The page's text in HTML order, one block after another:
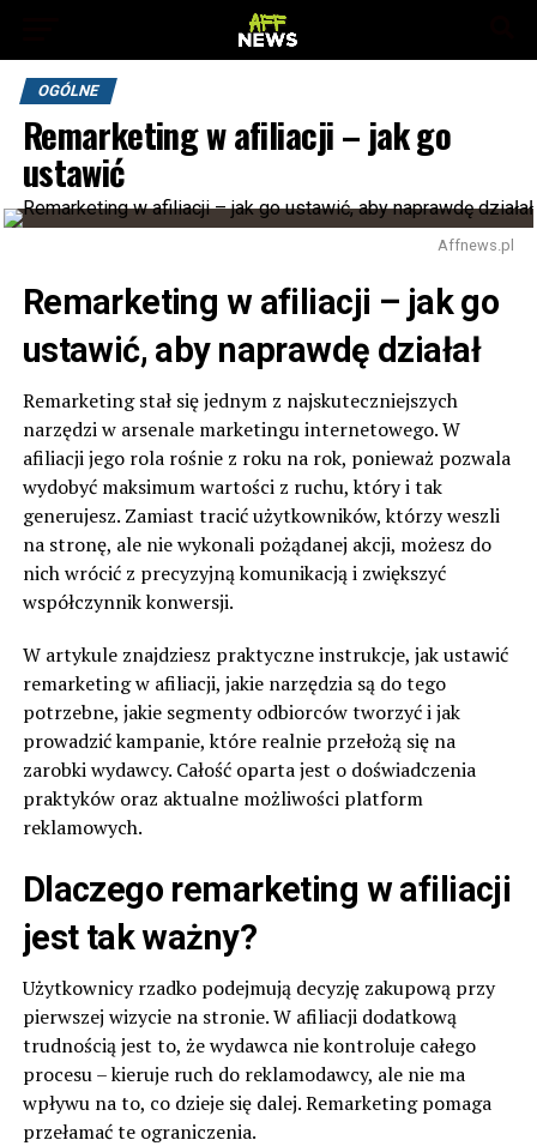
OGÓLNE
Remarketing w afiliacji – jak go
ustawić
Affnews.pl
Remarketing w afiliacji – jak go
ustawić, aby naprawdę działał
Remarketing stał się jednym z najskuteczniejszych
narzędzi w arsenale marketingu internetowego. W
afiliacji jego rola rośnie z roku na rok, ponieważ pozwala
wydobyć maksimum wartości z ruchu, który i tak
generujesz. Zamiast tracić użytkowników, którzy weszli
na stronę, ale nie wykonali pożądanej akcji, możesz do
nich wrócić z precyzyjną komunikacją i zwiększyć
współczynnik konwersji.
W artykule znajdziesz praktyczne instrukcje, jak ustawić
remarketing w afiliacji, jakie narzędzia są do tego
potrzebne, jakie segmenty odbiorców tworzyć i jak
prowadzić kampanie, które realnie przełożą się na
zarobki wydawcy. Całość oparta jest o doświadczenia
praktyków oraz aktualne możliwości platform
reklamowych.
Dlaczego remarketing w afiliacji
jest tak ważny?
Użytkownicy rzadko podejmują decyzję zakupową przy
pierwszej wizycie na stronie. W afiliacji dodatkową
trudnością jest to, że wydawca nie kontroluje całego
procesu – kieruje ruch do reklamodawcy, ale nie ma
wpływu na to, co dzieje się dalej. Remarketing pomaga
przełamać te ograniczenia.